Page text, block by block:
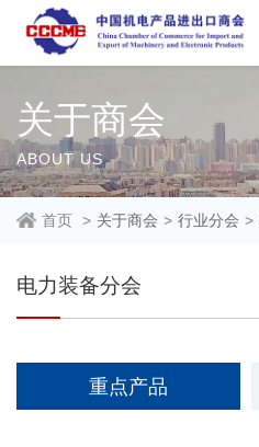
关于商会
ABOUT US
首页 > 关于商会 > 行业分会 >
电力装备分会
重点产品